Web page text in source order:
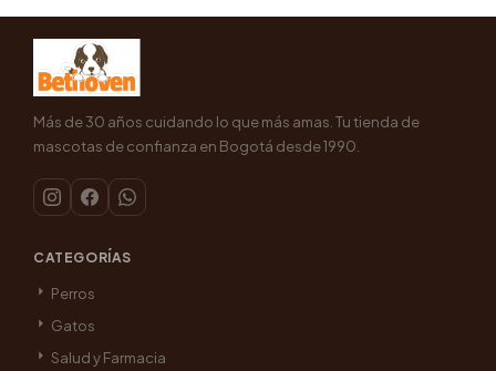
Más de 30 años cuidando lo que más amas. Tu tienda de
mascotas de confianza en Bogotá desde 1990.
CATEGORÍAS
Perros
Gatos
Salud y Farmacia